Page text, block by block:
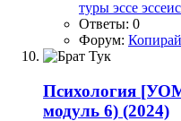
туры эссе
Ответы: 0
Форум:
Психология
модуль 6) (2024)